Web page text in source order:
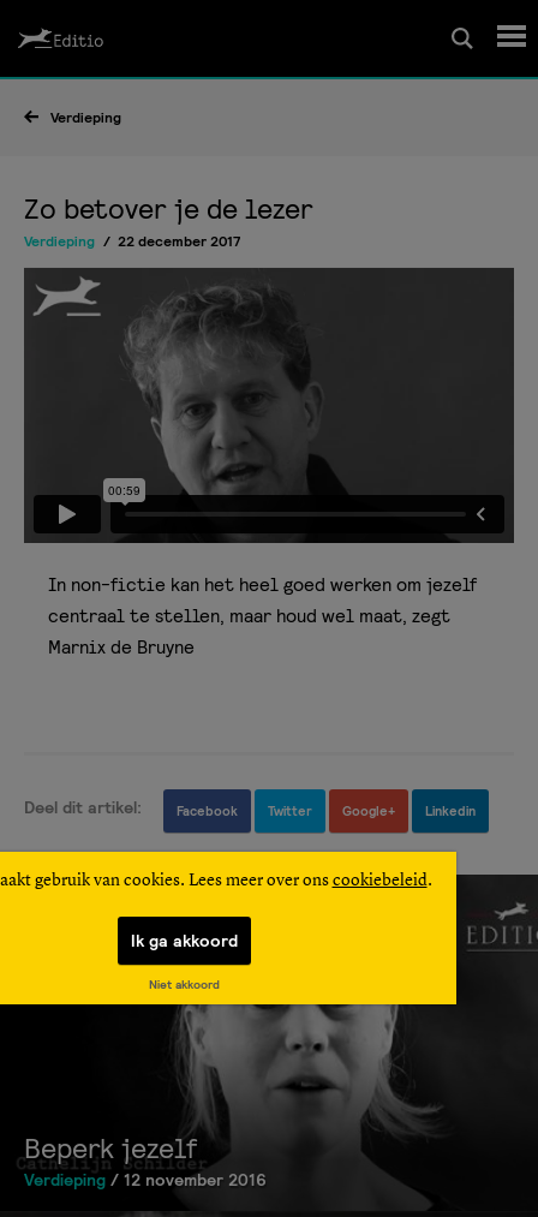
Wedstrijd
Editio Producties
Mijn Editio
gebruik van cookies. Lees meer over ons cookiebeleid .
Ik ga akkoord
Niet akkoord
Verdieping
Zo betover je de lezer
Verdieping 22 december 2017
In non-fictie kan het heel goed werken om jezelf
centraal te stellen, maar houd wel maat, zegt
Marnix de Bruyne
Deel dit artikel: Facebook Twitter Google+ Linkedin
Beperk jezelf
Verdieping / 12 november 2016